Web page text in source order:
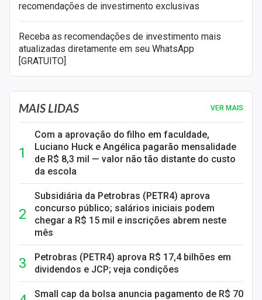
recomendações de investimento exclusivas
Receba as recomendações de investimento mais
atualizadas diretamente em seu WhatsApp
[GRATUITO]
MAIS LIDAS VER MAIS
Com a aprovação do filho em faculdade,
Luciano Huck e Angélica pagarão mensalidade
de R$ 8,3 mil — valor não tão distante do custo
da escola
Subsidiária da Petrobras (PETR4) aprova
concurso público; salários iniciais podem
chegar a R$ 15 mil e inscrições abrem neste
mês
Petrobras (PETR4) aprova R$ 17,4 bilhões em
dividendos e JCP; veja condições
Small cap da bolsa anuncia pagamento de R$ 70